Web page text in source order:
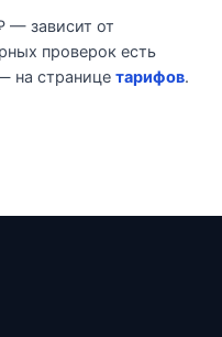
— зависит от
проверок есть
на странице тарифов.